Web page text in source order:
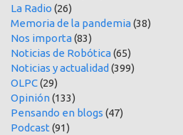
La Radio (26)
Memoria de la pandemia(38)
Nos importa(83)
Noticias de Robótica(65)
Noticias y actualidad (399)
OLPC(29)
Opinión(133)
Pensando en blogs (47)
Podcast (91)